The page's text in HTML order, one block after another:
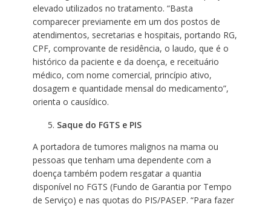
elevado utilizados no tratamento. “Basta
comparecer previamente em um dos postos de
atendimentos, secretarias e hospitais, portando RG,
CPF, comprovante de residência, o laudo, que é o
histórico da paciente e da doença, e receituário
médico, com nome comercial, princípio ativo,
dosagem e quantidade mensal do medicamento”,
orienta o causídico.
Saque do FGTS e PIS
A portadora de tumores malignos na mama ou
pessoas que tenham uma dependente com a
doença também podem resgatar a quantia
disponível no FGTS (Fundo de Garantia por Tempo
de Serviço) e nas quotas do PIS/PASEP. “Para fazer